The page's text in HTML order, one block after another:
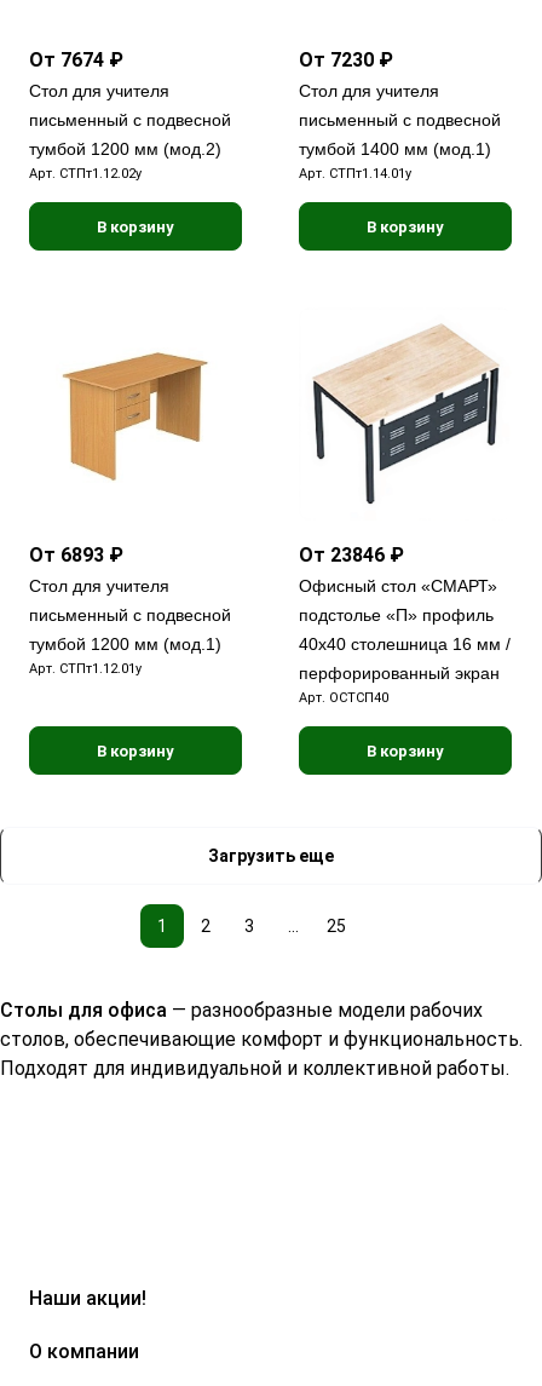
От 7674 ₽
Стол для учителя
письменный с подвесной
тумбой 1200 мм (мод.2)
Арт. СТПт1.12.02у
В корзину
От 7230 ₽
Стол для учителя
письменный с подвесной
тумбой 1400 мм (мод.1)
Арт. СТПт1.14.01у
В корзину
От 6893 ₽
Стол для учителя
письменный с подвесной
тумбой 1200 мм (мод.1)
Арт. СТПт1.12.01у
В корзину
От 23846 ₽
Офисный стол «СМАРТ»
подстолье «П» профиль
40x40 столешница 16 мм /
перфорированный экран
Арт. ОСТСП40
В корзину
Загрузить еще
1 2 3 ... 25
Столы для офиса — разнообразные модели рабочих
столов, обеспечивающие комфорт и функциональность.
Подходят для индивидуальной и коллективной работы.
Наши акции!
О компании